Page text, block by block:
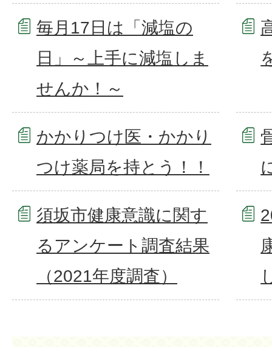
毎月17日は「減塩の
日」～上手に減塩しま
せんか！～
かかりつけ医・かかり
つけ薬局を持とう！！
須坂市健康意識に関す
るアンケート調査結果
（2021年度調査）